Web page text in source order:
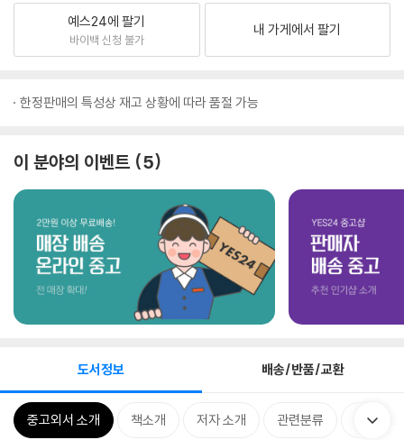
예스24에 팔기
바이백 신청 불가
내 가게에서 팔기
한정판매의 특성상 재고 상황에 따라 품절 가능
이 분야의 이벤트 5
도서정보 배송/반품/교환
중고외서 소개 책소개 저자 소개 관련분류 품목정보